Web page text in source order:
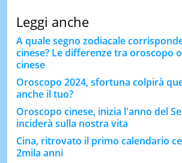
Leggi anche
A quale segno zodiacale
cinese? Le differenze tra oroscopo
cinese
Oroscopo 2024, sfortuna colpirà
anche il tuo?
Oroscopo cinese, inizia l'anno del
inciderà sulla nostra vita
Cina, ritrovato il primo calendario
2mila anni